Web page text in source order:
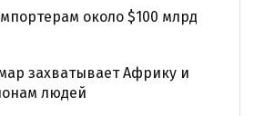
около $100 млрд
захватывает Африку и
людей